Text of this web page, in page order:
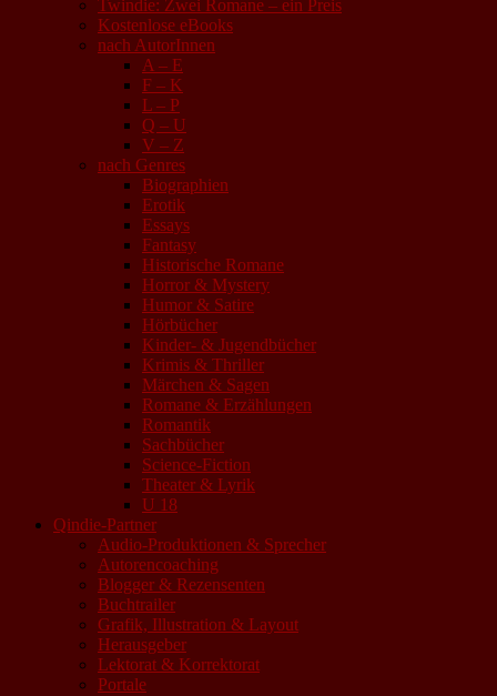
Twindie: Zwei Romane – ein Preis
Kostenlose eBooks
nach AutorInnen
A – E
F – K
L – P
Q – U
V – Z
nach Genres
Biographien
Erotik
Essays
Fantasy
Historische Romane
Horror & Mystery
Humor & Satire
Hörbücher
Kinder- & Jugendbücher
Krimis & Thriller
Märchen & Sagen
Romane & Erzählungen
Romantik
Sachbücher
Science-Fiction
Theater & Lyrik
U 18
Qindie-Partner
Audio-Produktionen & Sprecher
Autorencoaching
Blogger & Rezensenten
Buchtrailer
Grafik, Illustration & Layout
Herausgeber
Lektorat & Korrektorat
Portale